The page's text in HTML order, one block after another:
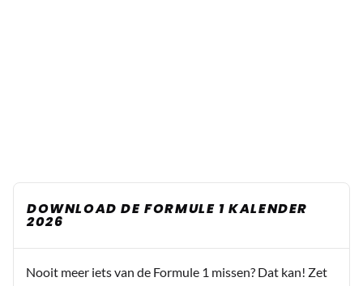
DOWNLOAD DE FORMULE 1 KALENDER
2026
Nooit meer iets van de Formule 1 missen? Dat kan! Zet